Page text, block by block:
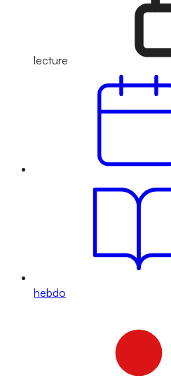
lecture
hebdo